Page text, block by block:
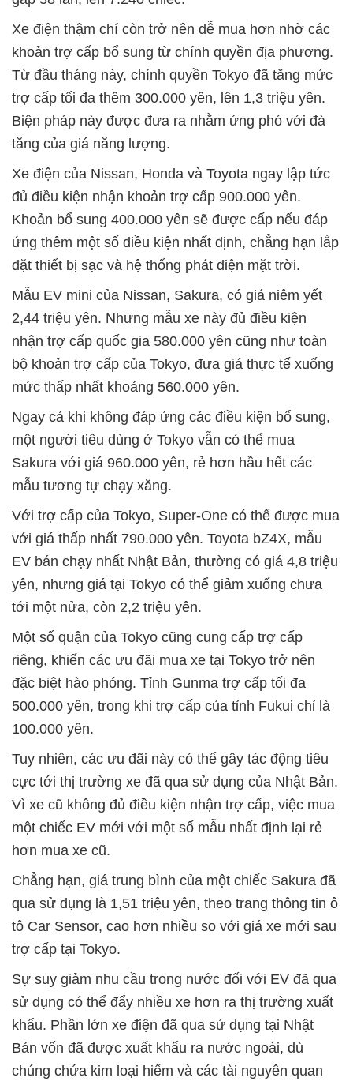
Xe điện thậm chí còn trở nên dễ mua hơn nhờ các
khoản trợ cấp bổ sung từ chính quyền địa phương.
Từ đầu tháng này, chính quyền Tokyo đã tăng mức
trợ cấp tối đa thêm 300.000 yên, lên 1,3 triệu yên.
Biện pháp này được đưa ra nhằm ứng phó với đà
tăng của giá năng lượng.
Xe điện của Nissan, Honda và Toyota ngay lập tức
đủ điều kiện nhận khoản trợ cấp 900.000 yên.
Khoản bổ sung 400.000 yên sẽ được cấp nếu đáp
ứng thêm một số điều kiện nhất định, chẳng hạn lắp
đặt thiết bị sạc và hệ thống phát điện mặt trời.
Mẫu EV mini của Nissan, Sakura, có giá niêm yết
2,44 triệu yên. Nhưng mẫu xe này đủ điều kiện
nhận trợ cấp quốc gia 580.000 yên cũng như toàn
bộ khoản trợ cấp của Tokyo, đưa giá thực tế xuống
mức thấp nhất khoảng 560.000 yên.
Ngay cả khi không đáp ứng các điều kiện bổ sung,
một người tiêu dùng ở Tokyo vẫn có thể mua
Sakura với giá 960.000 yên, rẻ hơn hầu hết các
mẫu tương tự chạy xăng.
Với trợ cấp của Tokyo, Super-One có thể được mua
với giá thấp nhất 790.000 yên. Toyota bZ4X, mẫu
EV bán chạy nhất Nhật Bản, thường có giá 4,8 triệu
yên, nhưng giá tại Tokyo có thể giảm xuống chưa
tới một nửa, còn 2,2 triệu yên.
Một số quận của Tokyo cũng cung cấp trợ cấp
riêng, khiến các ưu đãi mua xe tại Tokyo trở nên
đặc biệt hào phóng. Tỉnh Gunma trợ cấp tối đa
500.000 yên, trong khi trợ cấp của tỉnh Fukui chỉ là
100.000 yên.
Tuy nhiên, các ưu đãi này có thể gây tác động tiêu
cực tới thị trường xe đã qua sử dụng của Nhật Bản.
Vì xe cũ không đủ điều kiện nhận trợ cấp, việc mua
một chiếc EV mới với một số mẫu nhất định lại rẻ
hơn mua xe cũ.
Chẳng hạn, giá trung bình của một chiếc Sakura đã
qua sử dụng là 1,51 triệu yên, theo trang thông tin ô
tô Car Sensor, cao hơn nhiều so với giá xe mới sau
trợ cấp tại Tokyo.
Sự suy giảm nhu cầu trong nước đối với EV đã qua
sử dụng có thể đẩy nhiều xe hơn ra thị trường xuất
khẩu. Phần lớn xe điện đã qua sử dụng tại Nhật
Bản vốn đã được xuất khẩu ra nước ngoài, dù
chúng chứa kim loại hiếm và các tài nguyên quan